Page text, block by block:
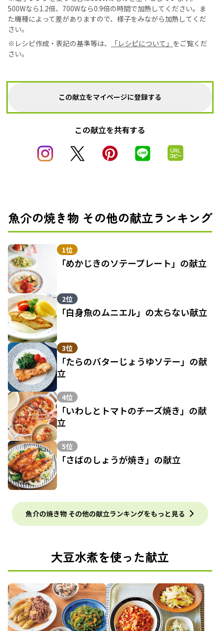
500Wなら1.2倍、700Wなら0.9倍の時間で加熱してください。ま
た機種によって差がありますので、様子をみながら加熱してくだ
さい。
※レシピ作成・表記の基準等は、
「レシピについて」 をご覧くだ
さい。
この献立をマイページに登録する
この献立を共有する
魚介の焼き物 その他の献立ランキング
1位
「めかじきのソテープレート」の献立
2位
「白身魚のムニエル」の太らない献立
3位
「たらのバターじょうゆソテー」の献
立
4位
「いわしとトマトのチーズ焼き」の献
立
5位
「さばのしょうが焼き」の献立
魚介の焼き物 その他の献立ランキングをもっと見る
大豆水煮を使った献立